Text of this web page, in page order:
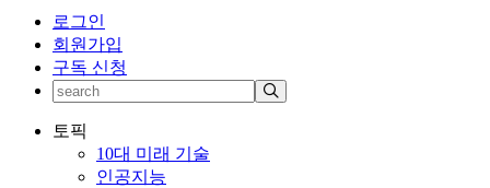
로그인
회원가입
구독 신청
토픽
10대 미래 기술
인공지능